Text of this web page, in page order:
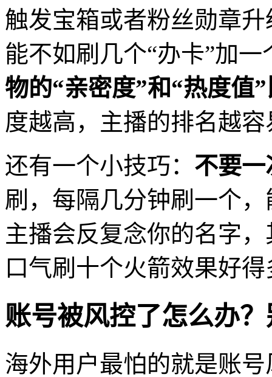
触发宝箱或者粉丝勋章
能不如刷几个“办卡”加
物的“亲密度”和“热度值
度越高，主播的排名越
还有一个小技巧： 不要
刷，每隔几分钟刷一个
主播会反复念你的名字
口气刷十个火箭效果好得
账号被风控了怎么办
海外用户最怕的就是账